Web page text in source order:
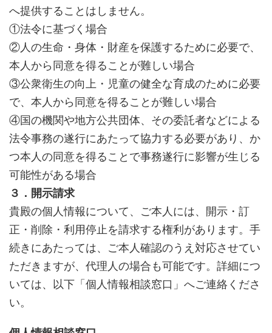
へ提供することはしません。
①法令に基づく場合
②人の生命・身体・財産を保護するために必要で、
本人から同意を得ることが難しい場合
③公衆衛生の向上・児童の健全な育成のために必要
で、本人から同意を得ることが難しい場合
④国の機関や地方公共団体、その委託者などによる
法令事務の遂行にあたって協力する必要があり、か
つ本人の同意を得ることで事務遂行に影響が生じる
可能性がある場合
３．開示請求
貴殿の個人情報について、ご本人には、開示・訂
正・削除・利用停止を請求する権利があります。手
続きにあたっては、ご本人確認のうえ対応させてい
ただきますが、代理人の場合も可能です。詳細につ
いては、以下「個人情報相談窓口」へご連絡くださ
い。